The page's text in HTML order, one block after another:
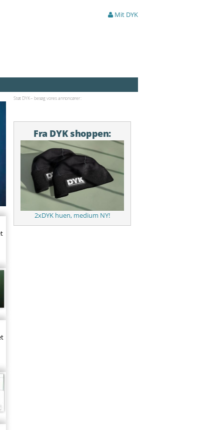
Mit DYK
Støt DYK – besøg vores annoncører:
Fra DYK shoppen:
2xDYK huen, medium NY!